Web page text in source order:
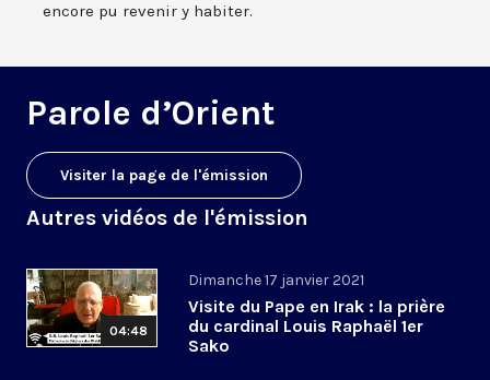
encore pu revenir y habiter.
Parole d’Orient
Visiter la page de l'émission
Autres vidéos de l'émission
04:48
Dimanche 17 janvier 2021
Visite du Pape en Irak : la prière
du cardinal Louis Raphaël 1er
Sako